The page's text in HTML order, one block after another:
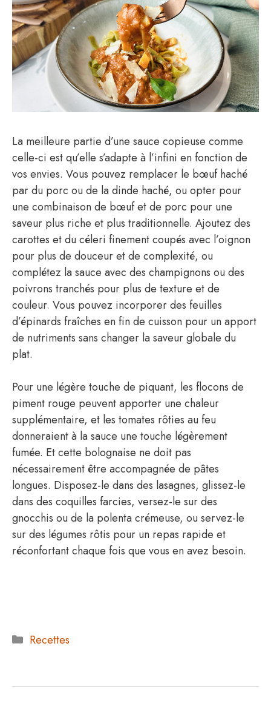
La meilleure partie d’une sauce copieuse comme
celle-ci est qu’elle s’adapte à l’infini en fonction de
vos envies. Vous pouvez remplacer le bœuf haché
par du porc ou de la dinde haché, ou opter pour
une combinaison de bœuf et de porc pour une
saveur plus riche et plus traditionnelle. Ajoutez des
carottes et du céleri finement coupés avec l’oignon
pour plus de douceur et de complexité, ou
complétez la sauce avec des champignons ou des
poivrons tranchés pour plus de texture et de
couleur. Vous pouvez incorporer des feuilles
d’épinards fraîches en fin de cuisson pour un apport
de nutriments sans changer la saveur globale du
plat.
Pour une légère touche de piquant, les flocons de
piment rouge peuvent apporter une chaleur
supplémentaire, et les tomates rôties au feu
donneraient à la sauce une touche légèrement
fumée. Et cette bolognaise ne doit pas
nécessairement être accompagnée de pâtes
longues. Disposez-le dans des lasagnes, glissez-le
dans des coquilles farcies, versez-le sur des
gnocchis ou de la polenta crémeuse, ou servez-le
sur des légumes rôtis pour un repas rapide et
réconfortant chaque fois que vous en avez besoin.
Catégories
Recettes